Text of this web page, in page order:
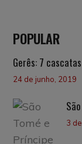
POPULAR
Gerês: 7
24 de junho, 2019
3